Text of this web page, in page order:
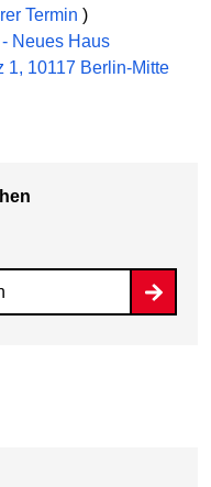
Termin )
Neues Haus
1, 10117 Berlin-Mitte